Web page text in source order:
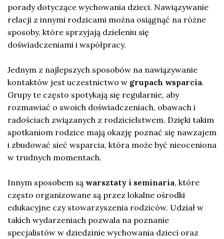
porady dotyczące wychowania dzieci. Nawiązywanie
relacji z innymi rodzicami można osiągnąć na różne
sposoby, które sprzyjają dzieleniu się
doświadczeniami i współpracy.
Jednym z najlepszych sposobów na nawiązywanie
kontaktów jest uczestnictwo w grupach wsparcia.
Grupy te często spotykają się regularnie, aby
rozmawiać o swoich doświadczeniach, obawach i
radościach związanych z rodzicielstwem. Dzięki takim
spotkaniom rodzice mają okazję poznać się nawzajem
i zbudować sieć wsparcia, która może być nieoceniona
w trudnych momentach.
Innym sposobem są warsztaty i seminaria, które
często organizowane są przez lokalne ośrodki
edukacyjne czy stowarzyszenia rodziców. Udział w
takich wydarzeniach pozwala na poznanie
specjalistów w dziedzinie wychowania dzieci oraz